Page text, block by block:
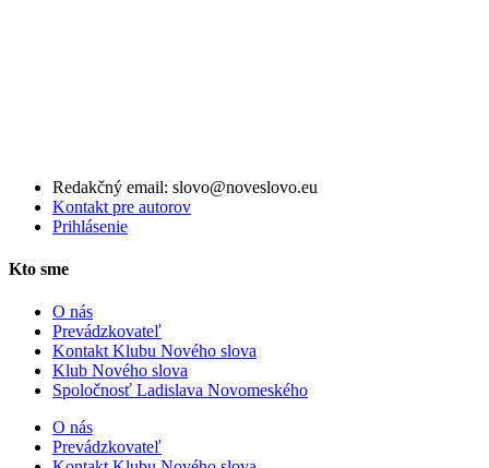
Redakčný email: slovo@noveslovo.eu
Kontakt pre autorov
Prihlásenie
Kto sme
O nás
Prevádzkovateľ
Kontakt Klubu Nového slova
Klub Nového slova
Spoločnosť Ladislava Novomeského
O nás
Prevádzkovateľ